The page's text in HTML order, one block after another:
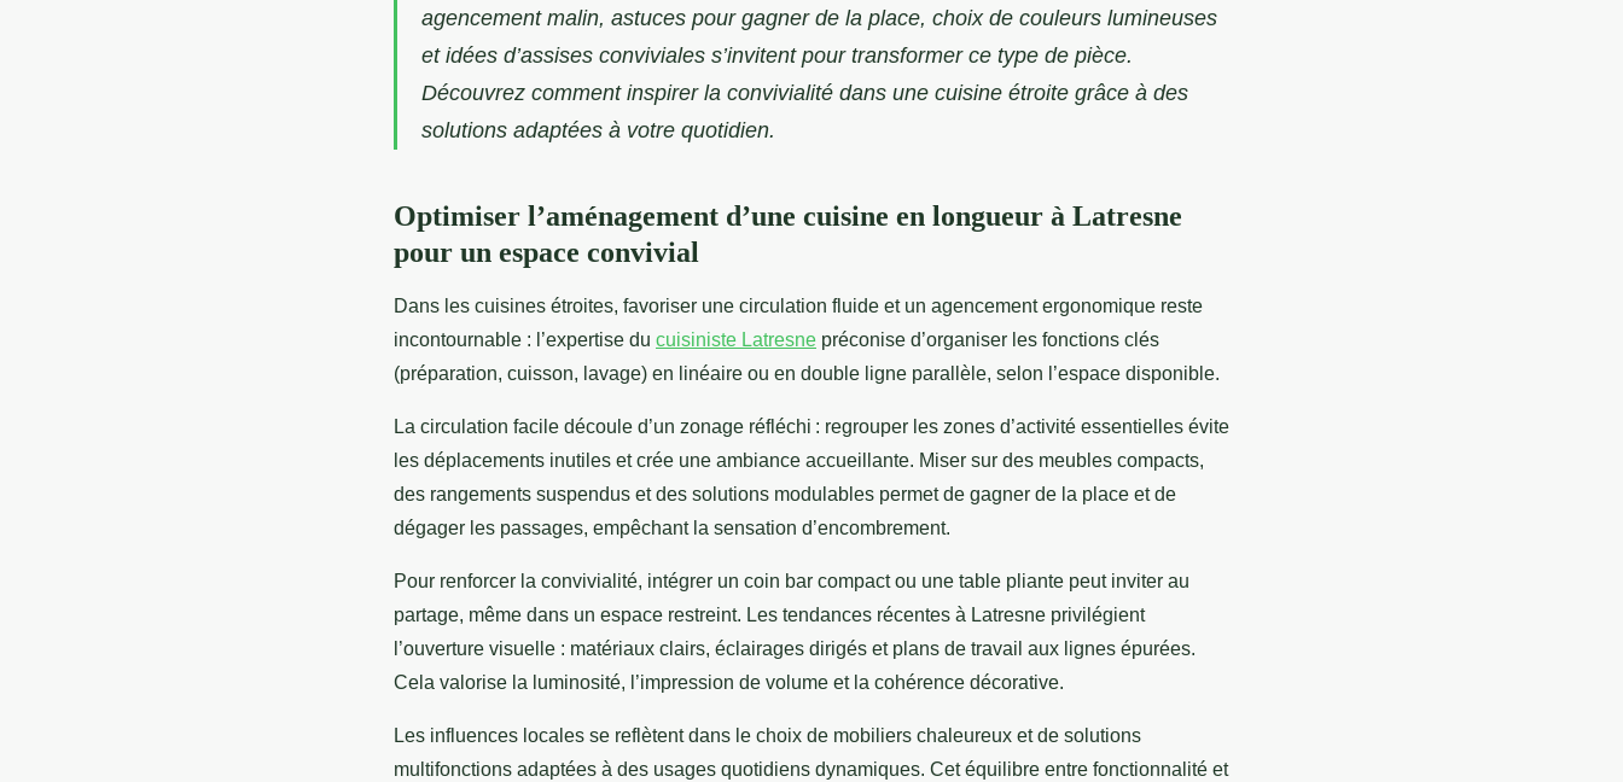
agencement malin, astuces pour gagner de la place, choix de couleurs lumineuses
et idées d’assises conviviales s’invitent pour transformer ce type de pièce.
Découvrez comment inspirer la convivialité dans une cuisine étroite grâce à des
solutions adaptées à votre quotidien.
Optimiser l’aménagement d’une cuisine en longueur à Latresne
pour un espace convivial
Dans les cuisines étroites, favoriser une circulation fluide et un agencement ergonomique reste
incontournable : l’expertise du cuisiniste Latresne préconise d’organiser les fonctions clés
(préparation, cuisson, lavage) en linéaire ou en double ligne parallèle, selon l’espace disponible.
La circulation facile découle d’un zonage réfléchi : regrouper les zones d’activité essentielles évite
les déplacements inutiles et crée une ambiance accueillante. Miser sur des meubles compacts,
des rangements suspendus et des solutions modulables permet de gagner de la place et de
dégager les passages, empêchant la sensation d’encombrement.
Pour renforcer la convivialité, intégrer un coin bar compact ou une table pliante peut inviter au
partage, même dans un espace restreint. Les tendances récentes à Latresne privilégient
l’ouverture visuelle : matériaux clairs, éclairages dirigés et plans de travail aux lignes épurées.
Cela valorise la luminosité, l’impression de volume et la cohérence décorative.
Les influences locales se reflètent dans le choix de mobiliers chaleureux et de solutions
multifonctions adaptées à des usages quotidiens dynamiques. Cet équilibre entre fonctionnalité et